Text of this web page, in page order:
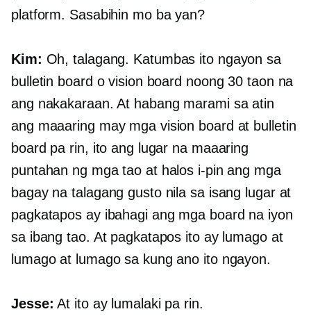
platform. Sasabihin mo ba yan?
Kim: Oh, talagang. Katumbas ito ngayon sa
bulletin board o vision board noong 30 taon na
ang nakakaraan. At habang marami sa atin
ang maaaring may mga vision board at bulletin
board pa rin, ito ang lugar na maaaring
puntahan ng mga tao at halos i-pin ang mga
bagay na talagang gusto nila sa isang lugar at
pagkatapos ay ibahagi ang mga board na iyon
sa ibang tao. At pagkatapos ito ay lumago at
lumago at lumago sa kung ano ito ngayon.
Jesse: At ito ay lumalaki pa rin.